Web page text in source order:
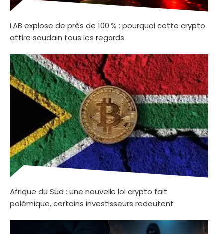
LAB explose de près de 100 % : pourquoi cette crypto
attire soudain tous les regards
Afrique du Sud : une nouvelle loi crypto fait
polémique, certains investisseurs redoutent